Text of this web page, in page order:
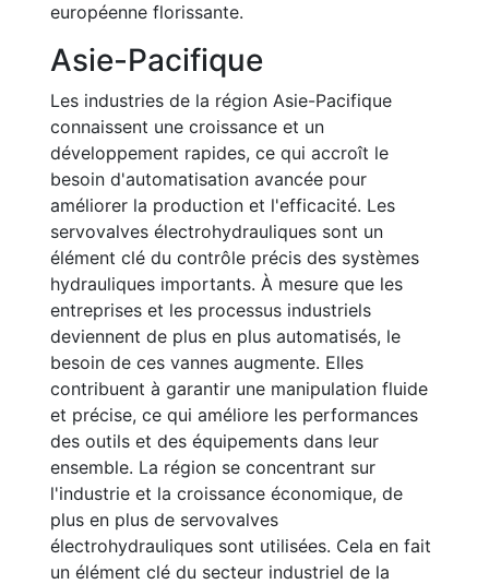
européenne florissante.
Asie-Pacifique
Les industries de la région Asie-Pacifique
connaissent une croissance et un
développement rapides, ce qui accroît le
besoin d'automatisation avancée pour
améliorer la production et l'efficacité. Les
servovalves électrohydrauliques sont un
élément clé du contrôle précis des systèmes
hydrauliques importants. À mesure que les
entreprises et les processus industriels
deviennent de plus en plus automatisés, le
besoin de ces vannes augmente. Elles
contribuent à garantir une manipulation fluide
et précise, ce qui améliore les performances
des outils et des équipements dans leur
ensemble. La région se concentrant sur
l'industrie et la croissance économique, de
plus en plus de servovalves
électrohydrauliques sont utilisées. Cela en fait
un élément clé du secteur industriel de la